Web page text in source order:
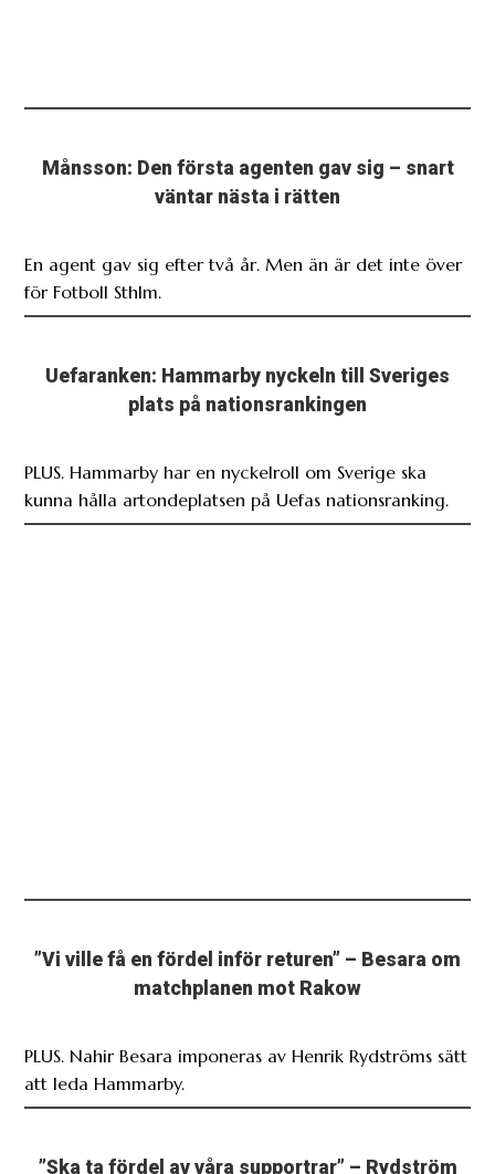
Månsson: Den första agenten gav sig – snart
väntar nästa i rätten
En agent gav sig efter två år. Men än är det inte över
för Fotboll Sthlm.
Uefaranken: Hammarby nyckeln till Sveriges
plats på nationsrankingen
PLUS. Hammarby har en nyckelroll om Sverige ska
kunna hålla artondeplatsen på Uefas nationsranking.
”Vi ville få en fördel inför returen” – Besara om
matchplanen mot Rakow
PLUS. Nahir Besara imponeras av Henrik Rydströms sätt
att leda Hammarby.
”Ska ta fördel av våra supportrar” – Rydström